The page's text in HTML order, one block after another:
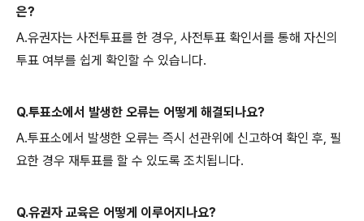
은?
A.유권자는 사전투표를 한 경우, 사전투표 확인서를 통해 자신의
투표 여부를 쉽게 확인할 수 있습니다.
Q.투표소에서 발생한 오류는 어떻게 해결되나요?
A.투표소에서 발생한 오류는 즉시 선관위에 신고하여 확인 후, 필
요한 경우 재투표를 할 수 있도록 조치됩니다.
Q.유권자 교육은 어떻게 이루어지나요?